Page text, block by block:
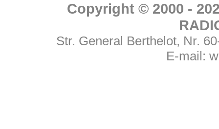
Copyright © 2000 -
Str. General Berthelot, Nr.
E-mail: